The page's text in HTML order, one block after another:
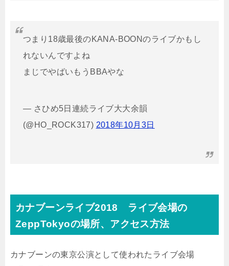
つまり18歳最後のKANA-BOONのライブかもし
れないんですよね
まじでやばいもうBBAやな
— さひめ5日連続ライブ大大余韻
(@HO_ROCK317) 2018年10月3日
カナブーンライブ2018 ライブ会場の
ZeppTokyoの場所、アクセス方法
カナブーンの東京公演として使われたライブ会場